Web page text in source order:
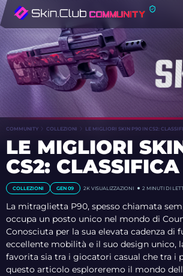
COMMUNITY COLLEZIONI LE MIGLIORI SKIN P90 IN CS2:
LE MIGLIORI
CS2:
COLLEZIONI GEN 09 2K VISUALIZZAZIONI 2 MINUTI DI
La mitraglietta P90, spesso chiamata
occupa un posto unico nel mondo di
Conosciuta per la sua elevata cadenza di
eccellente mobilità e il suo design unico,
favorita sia tra i giocatori casual che tra i
questo articolo esploreremo il mondo